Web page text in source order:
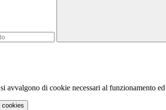
avvalgono di cookie necessari al funzionamento
cookies